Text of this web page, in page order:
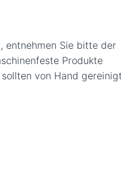
entnehmen Sie bitte der
Produkte
von Hand